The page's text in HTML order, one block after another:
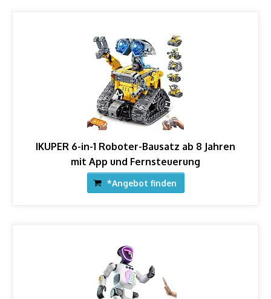
IKUPER 6-in-1 Roboter-Bausatz ab 8 Jahren
mit App und Fernsteuerung
*Angebot finden